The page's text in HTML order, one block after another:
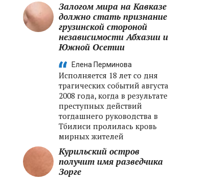
Залогом мира на Кавказе
должно стать признание
грузинской стороной
независимости Абхазии и
Южной Осетии
Елена Перминова
Исполняется 18 лет со дня
трагических событий августа
2008 года, когда в результате
преступных действий
тогдашнего руководства в
Тбилиси пролилась кровь
мирных жителей
Курильский остров
получит имя разведчика
Зорге